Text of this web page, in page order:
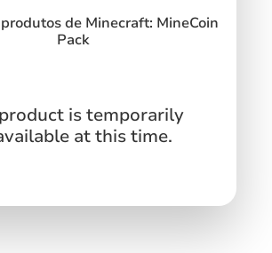
de Minecraft: MineCoin
Pack
is temporarily
at this time.